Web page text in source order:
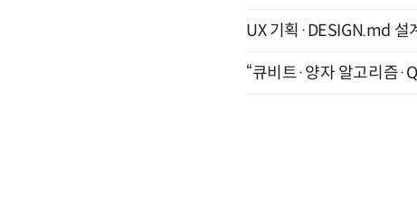
UX 기획·DESIGN.md
“큐비트·양자 알고리즘